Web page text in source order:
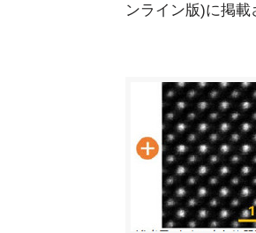
ンライン版)に掲載